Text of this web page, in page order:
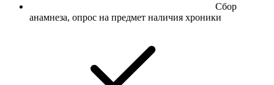
Сбор
анамнеза, опрос на предмет наличия хроники